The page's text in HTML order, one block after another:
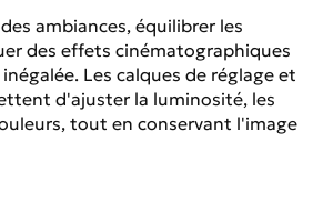
ambiances, équilibrer les
des effets cinématographiques
Les calques de réglage et
d'ajuster la luminosité, les
tout en conservant l'image